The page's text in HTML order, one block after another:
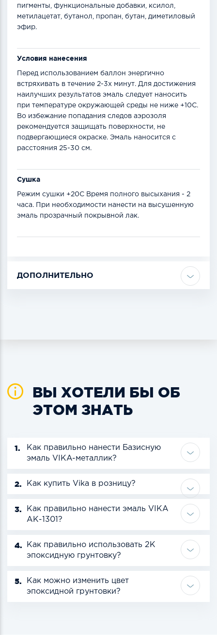
пигменты, функциональные добавки, ксилол,
метилацетат, бутанол, пропан, бутан, диметиловый
эфир.
Условия нанесения
Перед использованием баллон энергично
встряхивать в течение 2-3х минут. Для достижения
наилучших результатов эмаль следует наносить
при температуре окружающей среды не ниже +10С.
Во избежание попадания следов аэрозоля
рекомендуется защищать поверхности, не
подвергающиеся окраске. Эмаль наносится с
расстояния 25-30 см.
Сушка
Режим сушки +20С Время полного высыхания - 2
часа. При необходимости нанести на высушенную
эмаль прозрачный покрывной лак.
ДОПОЛНИТЕЛЬНО
ВЫ ХОТЕЛИ БЫ ОБ
ЭТОМ ЗНАТЬ
1.
Как правильно нанести Базисную
эмаль VIKA-металлик?
2. Как купить Vika в розницу?
3.
Как правильно нанести эмаль VIKA
АК-1301?
4.
Как правильно использовать 2К
эпоксидную грунтовку?
5.
Как можно изменить цвет
эпоксидной грунтовки?